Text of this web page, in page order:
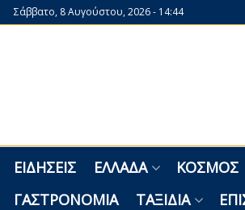
Σάββατο, 8 Αυγούστου, 2026 - 14:44
ΕΙΔΉΣΕΙΣ ΕΛΛΆΔΑ ΚΌΣΜΟΣ
ΓΑΣΤΡΟΝΟΜΊΑ
ΤΑΞΊΔΙΑ